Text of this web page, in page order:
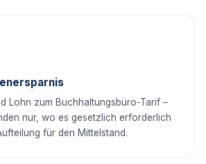
Lohn zum Buchhaltungsbüro-Tarif –
nur, wo es gesetzlich erforderlich
für den Mittelstand.